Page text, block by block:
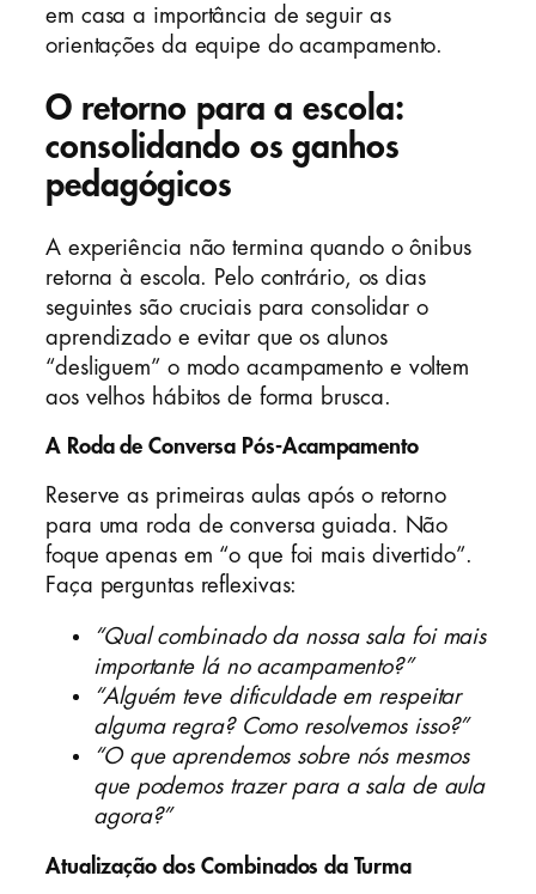
em casa a importância de seguir as
orientações da equipe do acampamento.
O retorno para a escola:
consolidando os ganhos
pedagógicos
A experiência não termina quando o ônibus
retorna à escola. Pelo contrário, os dias
seguintes são cruciais para consolidar o
aprendizado e evitar que os alunos
“desliguem” o modo acampamento e voltem
aos velhos hábitos de forma brusca.
A Roda de Conversa Pós-Acampamento
Reserve as primeiras aulas após o retorno
para uma roda de conversa guiada. Não
foque apenas em “o que foi mais divertido”.
Faça perguntas reflexivas:
“Qual combinado da nossa sala foi mais
importante lá no acampamento?”
“Alguém teve dificuldade em respeitar
alguma regra? Como resolvemos isso?”
“O que aprendemos sobre nós mesmos
que podemos trazer para a sala de aula
agora?”
Atualização dos Combinados da Turma